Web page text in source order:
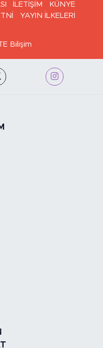
İLETİŞİM
KÜNYE
YAYIN İLKELERİ
Bilişim